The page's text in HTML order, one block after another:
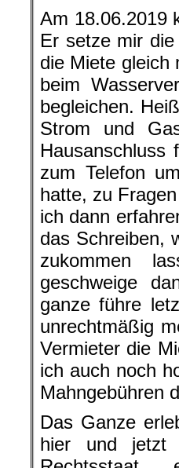
Am 18.06.2019
Er setze mir
die Miete gleich
beim
begleichen.
Strom und
zum Telefon
hatte, zu
ich dann
das Schreiben,
zukommen
geschweige
ganze führe
unrechtmäßig
Vermieter die
ich auch noch
Mahngebühren
Das Ganze
hier und jetzt